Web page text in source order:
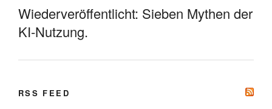
Wiederveröffentlicht: Sieben Mythen der
KI-Nutzung.
RSS FEED